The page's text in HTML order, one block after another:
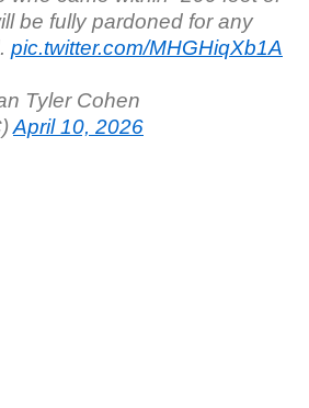
be fully pardoned for any
pic.twitter.com/MHGHiqXb1A
Tyler Cohen
April 10, 2026